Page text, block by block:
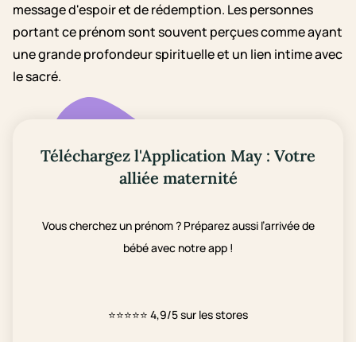
message d'espoir et de rédemption. Les personnes
portant ce prénom sont souvent perçues comme ayant
une grande profondeur spirituelle et un lien intime avec
le sacré.
Téléchargez l'Application May : Votre
alliée maternité
Vous cherchez un prénom ? Préparez aussi l’arrivée de
bébé avec notre app !
⭐⭐⭐⭐⭐ 4,9/5 sur les stores